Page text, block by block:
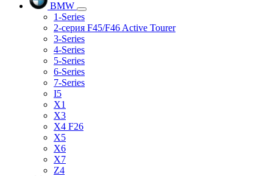
BMW
1-Series
2-серия F45/F46 Active Tourer
3-Series
4-Series
5-Series
6-Series
7-Series
I5
X1
X3
X4 F26
X5
X6
X7
Z4